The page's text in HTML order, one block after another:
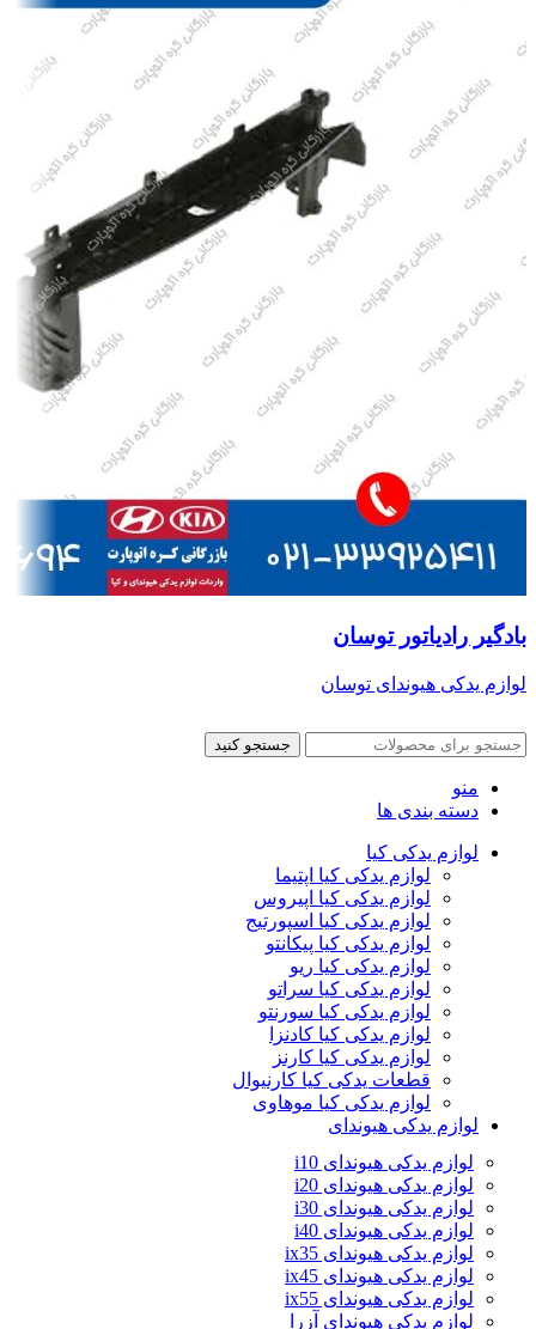
بادگیر رادیاتور توسان
لوازم یدکی هیوندای توسان
جستجو کنید
منو
دسته بندی ها
لوازم یدکی کیا
لوازم یدکی کیا اپتیما
لوازم یدکی کیا اپیروس
لوازم یدکی کیا اسپورتیج
لوازم یدکی کیا پیکانتو
لوازم یدکی کیا ریو
لوازم یدکی کیا سراتو
لوازم یدکی کیا سورنتو
لوازم یدکی کیا کادنزا
لوازم یدکی کیا کارنز
قطعات یدکی کیا کارنیوال
لوازم یدکی کیا موهاوی
لوازم یدکی هیوندای
لوازم یدکی هیوندای i10
لوازم یدکی هیوندای i20
لوازم یدکی هیوندای i30
لوازم یدکی هیوندای i40
لوازم یدکی هیوندای ix35
لوازم یدکی هیوندای ix45
لوازم یدکی هیوندای ix55
لوازم یدکی هیوندای آزرا